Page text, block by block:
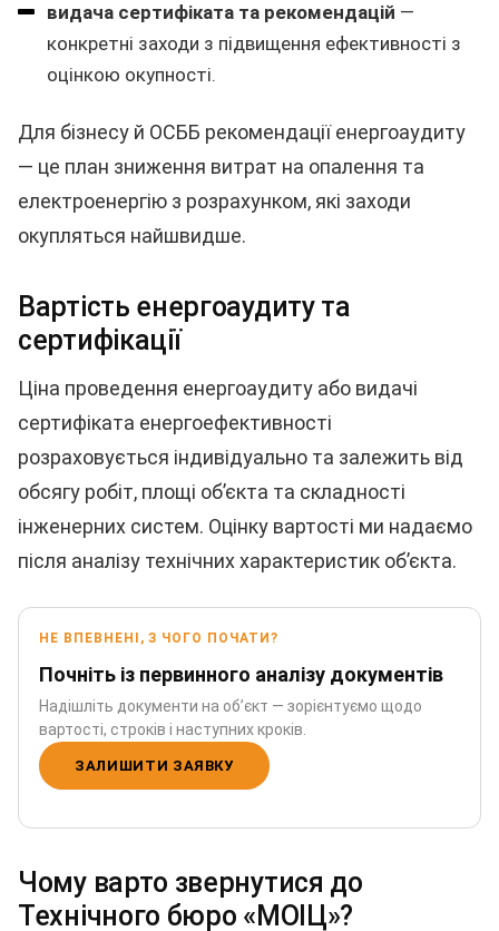
видача сертифіката та рекомендацій —
конкретні заходи з підвищення ефективності з
оцінкою окупності.
Для бізнесу й ОСББ рекомендації енергоаудиту
— це план зниження витрат на опалення та
електроенергію з розрахунком, які заходи
окупляться найшвидше.
Вартість енергоаудиту та
сертифікації
Ціна проведення енергоаудиту або видачі
сертифіката енергоефективності
розраховується індивідуально та залежить від
обсягу робіт, площі об’єкта та складності
інженерних систем. Оцінку вартості ми надаємо
після аналізу технічних характеристик об’єкта.
НЕ ВПЕВНЕНІ, З ЧОГО ПОЧАТИ?
Почніть із первинного аналізу документів
Надішліть документи на об’єкт — зорієнтуємо щодо
вартості, строків і наступних кроків.
ЗАЛИШИТИ ЗАЯВКУ
Чому варто звернутися до
Технічного бюро «МОІЦ»?